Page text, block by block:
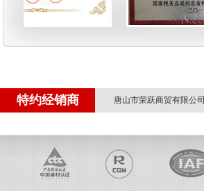
特约经销商 唐山市荣跃商贸有限公司